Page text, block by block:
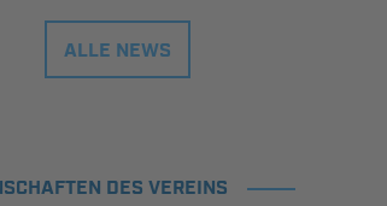
ALLE NEWS
DES VEREINS